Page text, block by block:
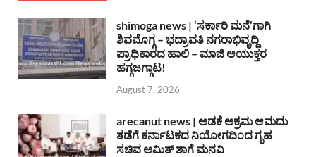
shimoga news | ‘ಸರ್ಕಾರಿ ಮನೆ’ಗಾಗಿ
ಶಿವಮೊಗ್ಗ – ಭದ್ರಾವತಿ ನಗರಾಭಿವೃದ್ದಿ
ಪ್ರಾಧಿಕಾರದ ಹಾಲಿ – ಮಾಜಿ ಆಯುಕ್ತರ
ಹಗ್ಗಜಗ್ಗಾಟ!
August 7, 2026
arecanut news | ಅಡಕೆ ಅಕ್ರಮ ಆಮದು
ತಡೆಗೆ ಕರ್ನಾಟಕದ ನಿಯೋಗದಿಂದ ಗೃಹ
ಸಚಿವ ಅಮಿತ್ ಶಾಗೆ ಮನವಿ